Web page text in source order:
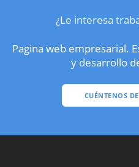
¿Le interesa
Pagina web empresarial.
y desarrollo
CUÉNTENOS